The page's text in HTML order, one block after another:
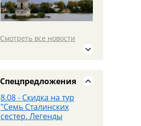
19 июля едем в
Смотреть все новости
Спецпредложения
автобуса в
Санкт‑Петербург с
8.08 - Скидка на тур
"Семь Сталинских
сестер. Легенды